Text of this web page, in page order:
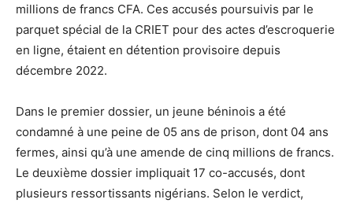
millions de francs CFA. Ces accusés poursuivis par le
parquet spécial de la CRIET pour des actes d’escroquerie
en ligne, étaient en détention provisoire depuis
décembre 2022.
Dans le premier dossier, un jeune béninois a été
condamné à une peine de 05 ans de prison, dont 04 ans
fermes, ainsi qu’à une amende de cinq millions de francs.
Le deuxième dossier impliquait 17 co-accusés, dont
plusieurs ressortissants nigérians. Selon le verdict,